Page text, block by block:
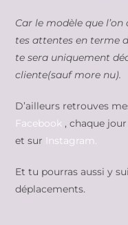
Car le modèle que
tes attentes en terme
te sera uniquement
cliente(sauf more nu).
D’ailleurs retrouves
Facebook , chaque
et sur Instagram.
Et tu pourras aussi y
déplacements.